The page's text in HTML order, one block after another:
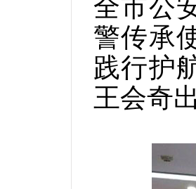
全市公
警传承
践行护
王会奇